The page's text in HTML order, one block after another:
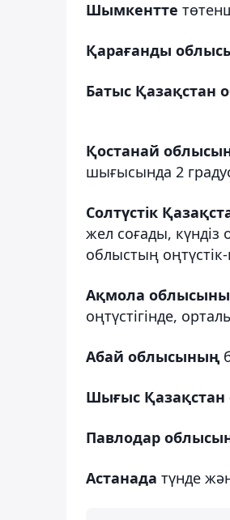
Шымкентте
Қарағанды
Батыс Қазақстан
Қостанай
шығысында 2
Солтүстік
жел соғады, күндіз
облыстың
Ақмола
оңтүстігінде,
Абай облысының
Шығыс
Павлодар
Астанада түнде